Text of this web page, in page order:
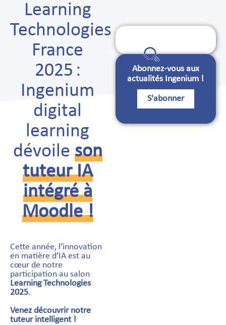
Learning
Technologies
France
2025 :
Ingenium
digital
learning
dévoile son
tuteur IA
intégré à
Moodle !
Cette année, l’innovation
en matière d’IA est au
cœur de notre
participation au salon
Learning Technologies
2025.
Venez découvrir notre
tuteur intelligent !
Abonnez-vous aux
actualités Ingenium !
S'abonner